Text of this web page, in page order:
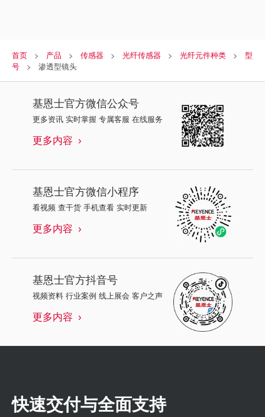
首页 产品 传感器 光纤传感器 光纤元件种类
型
号
渗透型镜头
基恩士官方微信公众号
更多资讯 实时掌握 专属客服 在线服务
更多内容
基恩士官方微信小程序
看视频 查干货 手机查看 实时更新
更多内容
基恩士官方抖音号
视频资料 行业案例 线上展会 客户之声
更多内容
快速交付与全面支持